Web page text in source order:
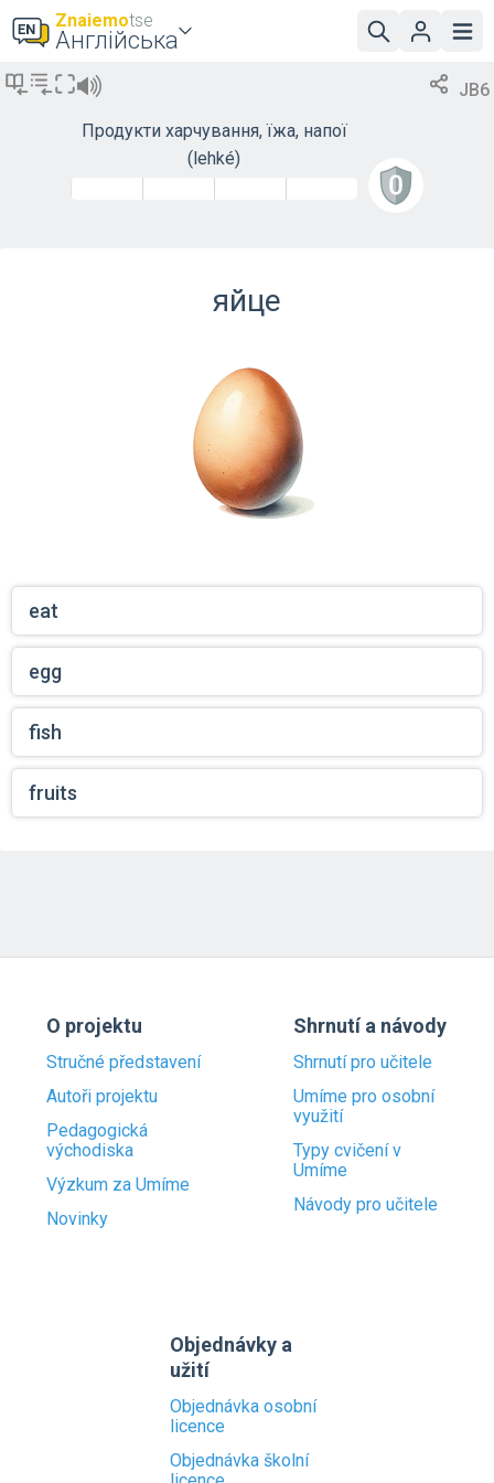
Znaiemotse
Англійська
JB6
Продукти харчування, їжа, напої
(lehké)
яйце
eat
egg
fish
fruits
O projektu
Stručné představení
Autoři projektu
Pedagogická
východiska
Výzkum za Umíme
Novinky
Shrnutí a návody
Shrnutí pro učitele
Umíme pro osobní
využití
Typy cvičení v
Umíme
Návody pro učitele
Objednávky a
užití
Objednávka osobní
licence
Objednávka školní